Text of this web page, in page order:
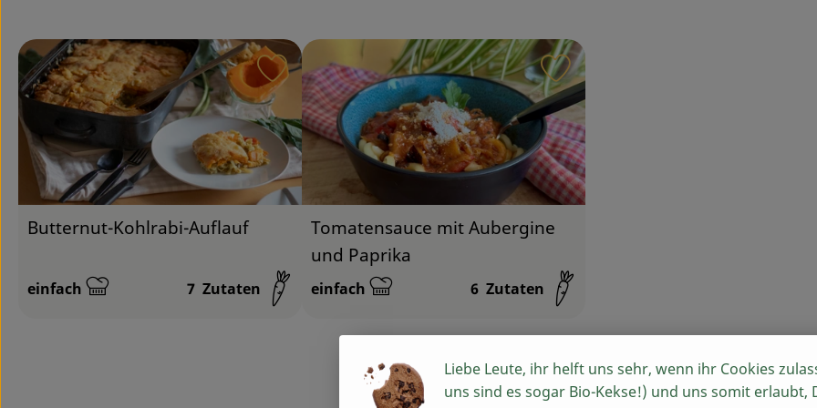
Butternut-Kohlrabi-Auflauf
Schwierigkeit:
einfach 7 Zutaten
Rezept zu Favouriten hinzufügen
Tomatensauce mit Aubergine
und Paprika
Schwierigkeit:
einfach 6 Zutaten
Rezept zu Favouriten hinzufügen
Liebe Leute, ihr helft uns sehr, wenn ihr Cookies
uns sind es sogar Bio-Kekse!) und uns somit erlaubt,